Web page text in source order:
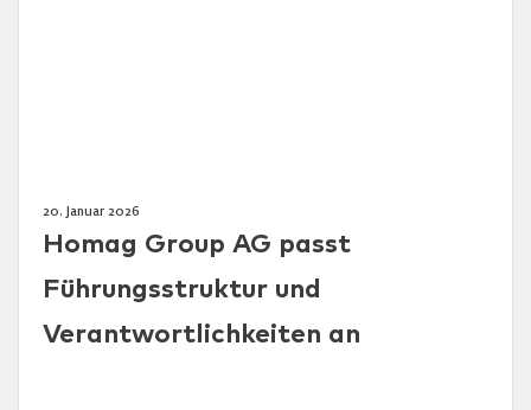
20. Januar 2026
Homag Group AG passt
Führungsstruktur und
Verantwortlichkeiten an